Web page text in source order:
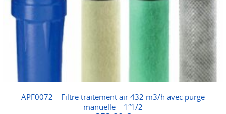
APF0072 – Filtre traitement air 432 m3/h avec purge
manuelle – 1″1/2